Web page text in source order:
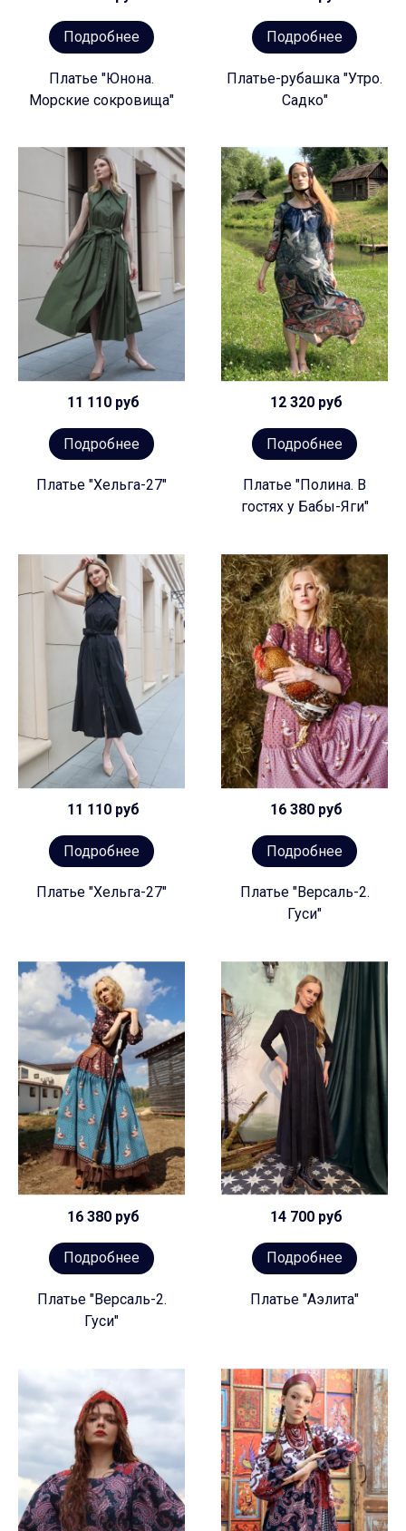
Подробнее
Платье "Юнона.
Морские сокровища"
Подробнее
Платье-рубашка "Утро.
Садко"
11 110 руб
Подробнее
Платье "Хельга-27"
12 320 руб
Подробнее
Платье "Полина. В
гостях у Бабы-Яги"
11 110 руб
Подробнее
Платье "Хельга-27"
16 380 руб
Подробнее
Платье "Версаль-2.
Гуси"
16 380 руб
Подробнее
Платье "Версаль-2.
Гуси"
14 700 руб
Подробнее
Платье "Аэлита"